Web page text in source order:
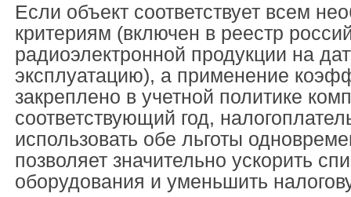
Если объект соответствует всем
критериям (включен в реестр
радиоэлектронной продукции на
эксплуатацию), а применение
закреплено в учетной политике
соответствующий год,
использовать обе льготы
позволяет значительно ускорить
оборудования и уменьшить